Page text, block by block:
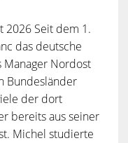
2026 Seit dem 1.
das deutsche
Manager Nordost
Bundesländer
der dort
bereits aus seiner
Michel studierte